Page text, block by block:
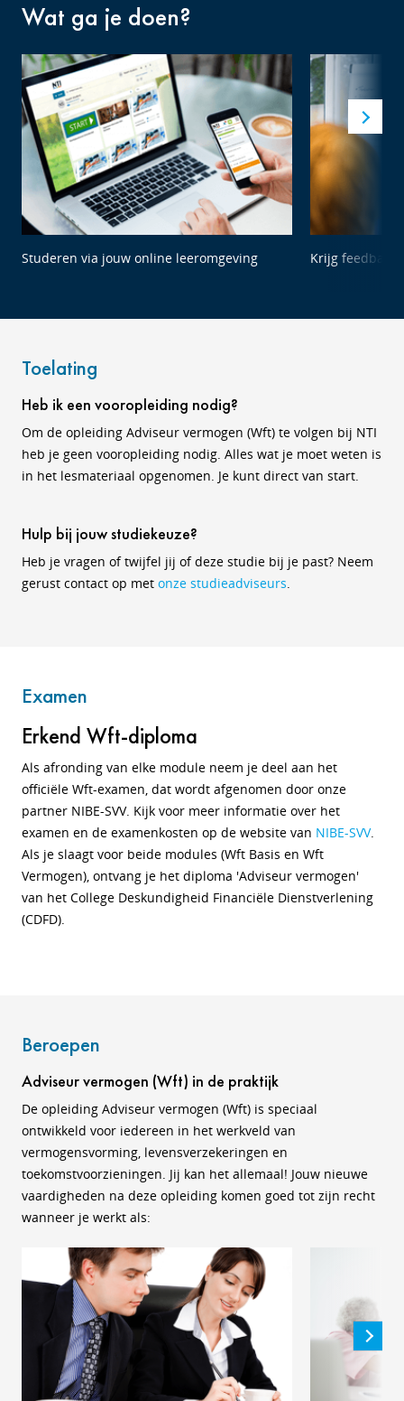
Wat ga je doen?
Studeren via jouw online leeromgeving Krijg feedback
Toelating
Heb ik een vooropleiding nodig?
Om de opleiding Adviseur vermogen (Wft) te volgen bij NTI
heb je geen vooropleiding nodig. Alles wat je moet weten is
in het lesmateriaal opgenomen. Je kunt direct van start.
Hulp bij jouw studiekeuze?
Heb je vragen of twijfel jij of deze studie bij je past? Neem
gerust contact op met onze studieadviseurs.
Examen
Erkend Wft-diploma
Als afronding van elke module neem je deel aan het
officiële Wft-examen, dat wordt afgenomen door onze
partner NIBE-SVV. Kijk voor meer informatie over het
examen en de examenkosten op de website van NIBE-SVV.
Als je slaagt voor beide modules (Wft Basis en Wft
Vermogen), ontvang je het diploma 'Adviseur vermogen'
van het College Deskundigheid Financiële Dienstverlening
(CDFD).
Beroepen
Adviseur vermogen (Wft) in de praktijk
De opleiding Adviseur vermogen (Wft) is speciaal
ontwikkeld voor iedereen in het werkveld van
vermogensvorming, levensverzekeringen en
toekomstvoorzieningen. Jij kan het allemaal! Jouw nieuwe
vaardigheden na deze opleiding komen goed tot zijn recht
wanneer je werkt als: